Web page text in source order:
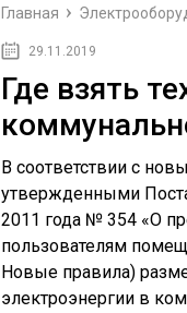
Главная
29.11.2019
Где взять
В соответствии с
утвержденными
2011 года № 354 «О
пользователям
Новые правила)
электроэнергии в